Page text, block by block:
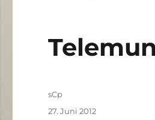
Autor
sCp
Veröffentlicht
27. Juni 2012